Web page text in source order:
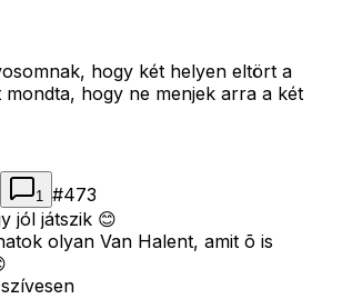
hogy két helyen eltört a
mondta, hogy ne menjek arra a két
1 #473
jól játszik 😊
olyan Van Halent, amit õ is